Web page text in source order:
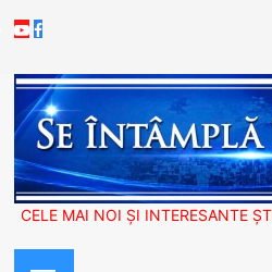
to
Youtube
Facebook
CELE MAI NOI ȘI INTERESANTE